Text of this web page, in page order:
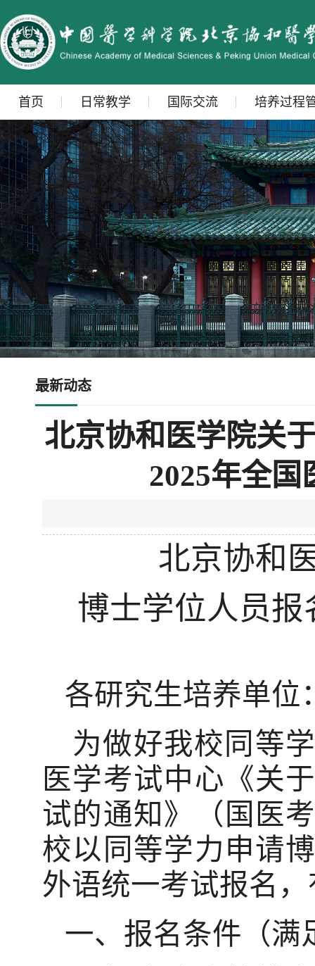
首页 日常教学 国际交流 培养过程
最新动态
北京协和医学院关
2025年全
北京协和
博士学位人员报
各研究生培养单位
为做好我校同等
医学考试中心《关
试的通知》（国医
校以同等学力申请
外语统一考试报名
一、报名条件（满